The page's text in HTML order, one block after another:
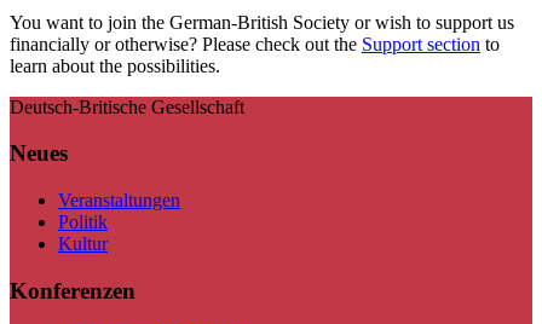
You want to join the German-British Society or wish to support us
financially or otherwise? Please check out the Support section to
learn about the possibilities.
Deutsch-Britische Gesellschaft
Neues
Veranstaltungen
Politik
Kultur
Konferenzen